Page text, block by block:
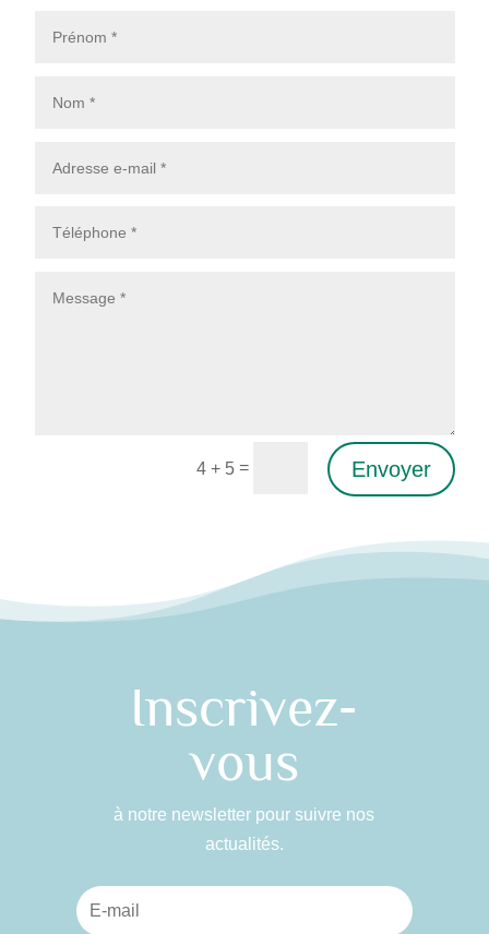
4 + 5= Envoyer
Inscrivez-
vous
à notre newsletter pour suivre nos
actualités.